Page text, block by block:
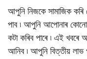
আপুনি নিজকে সামাজিক
পাব ৷ আপুনি আপোনাৰ কোনো
কটা কৰিব পাৰে ৷ এই খবৰে
আনিব ৷ আপুনি বিত্তীয়